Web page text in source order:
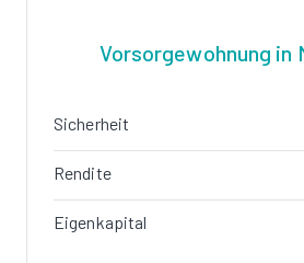
Vorsorgewohnung in
Sicherheit
Rendite
Eigenkapital